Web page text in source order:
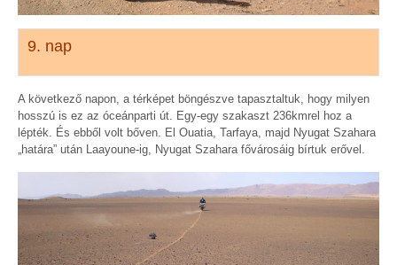
9. nap
A következő napon, a térképet böngészve tapasztaltuk, hogy milyen
hosszú is ez az óceánparti út. Egy-egy szakaszt 236kmrel hoz a
lépték. És ebből volt bőven. El Ouatia, Tarfaya, majd Nyugat Szahara
„határa” után Laayoune-ig, Nyugat Szahara fővárosáig bírtuk erővel.